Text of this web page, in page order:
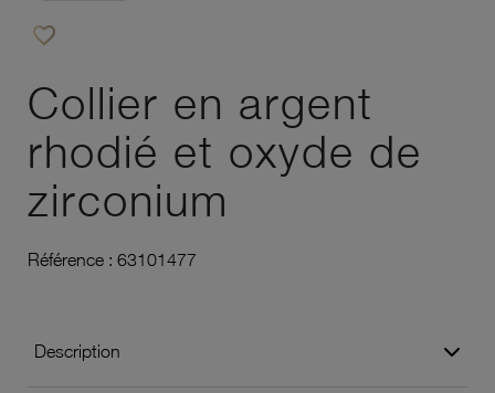
favorite_border
Collier en argent
rhodié et oxyde de
zirconium
Référence : 63101477
Description